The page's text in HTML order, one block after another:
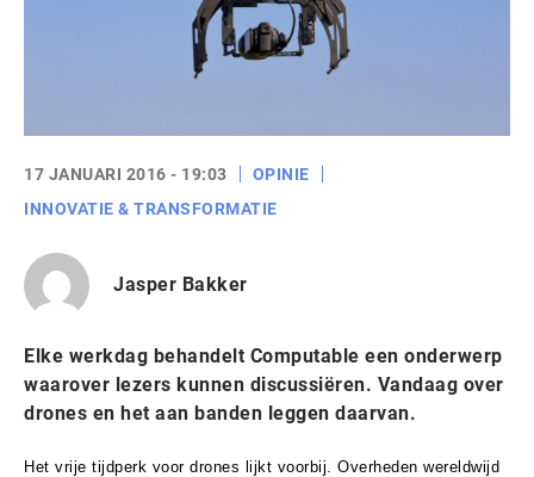
17 JANUARI 2016 - 19:03
OPINIE
INNOVATIE & TRANSFORMATIE
Jasper Bakker
Elke werkdag behandelt Computable een onderwerp
waarover lezers kunnen discussiëren. Vandaag over
drones en het aan banden leggen daarvan.
Het vrije tijdperk voor drones lijkt voorbij. Overheden wereldwijd